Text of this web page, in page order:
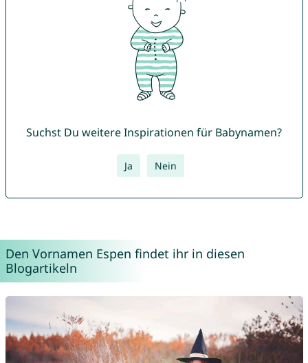
Suchst Du weitere Inspirationen für Babynamen?
Ja Nein
Den Vornamen Espen findet ihr in diesen
Blogartikeln